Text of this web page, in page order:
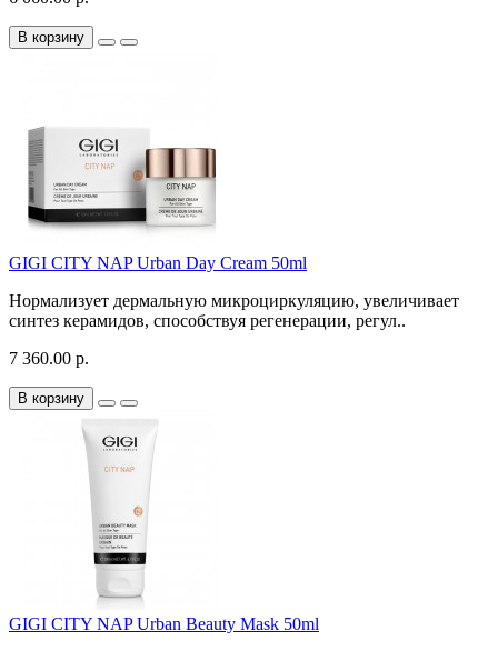
В корзину
GIGI CITY NAP Urban Day Cream 50ml
Нормализует дермальную микроциркуляцию, увеличивает
синтез керамидов, способствуя регенерации, регул..
7 360.00 р.
В корзину
GIGI CITY NAP Urban Beauty Mask 50ml